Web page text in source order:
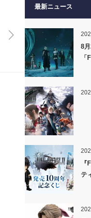
最新ニュース
8
テ